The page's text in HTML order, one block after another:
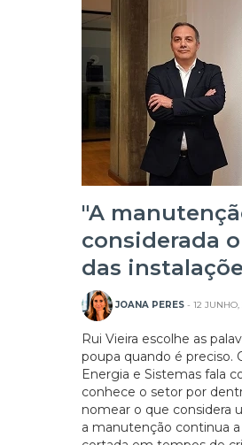
"A
considerada
das
JOANA PERES - 12
Rui Vieira escolhe as
poupa quando é preciso.
Energia e Sistemas fala
conhece o setor por
nomear o que considera
a manutenção continua